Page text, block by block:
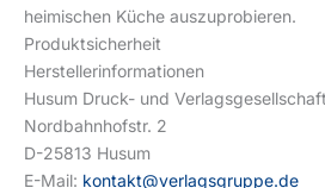
heimischen Küche auszuprobieren.
Produktsicherheit
Herstellerinformationen
Husum Druck- und
Nordbahnhofstr. 2
D-25813 Husum
E-Mail: kontakt@verlagsgruppe.de